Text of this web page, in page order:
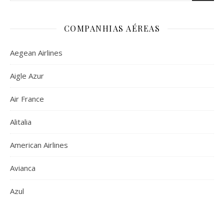
COMPANHIAS AÉREAS
Aegean Airlines
Aigle Azur
Air France
Alitalia
American Airlines
Avianca
Azul